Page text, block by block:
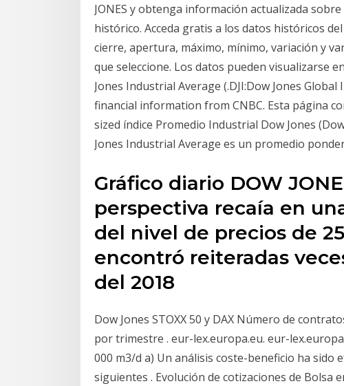
JONES y obtenga información actualizada
histórico. Acceda gratis a los datos históricos
cierre, apertura, máximo, mínimo, variación y
que seleccione. Los datos pueden visualizarse
Jones Industrial Average (.DJI:Dow Jones
financial information from CNBC. Esta página
sized índice Promedio Industrial Dow Jones
Jones Industrial Average es un promedio
Gráfico diario DOW
perspectiva recaía en
del nivel de precios de
encontró reiteradas
del 2018
Dow Jones STOXX 50 y DAX Número de
por trimestre . eur-lex.europa.eu. eur-
000 m3/d a) Un análisis coste-beneficio ha sido
siguientes . Evolución de cotizaciones de Bolsa